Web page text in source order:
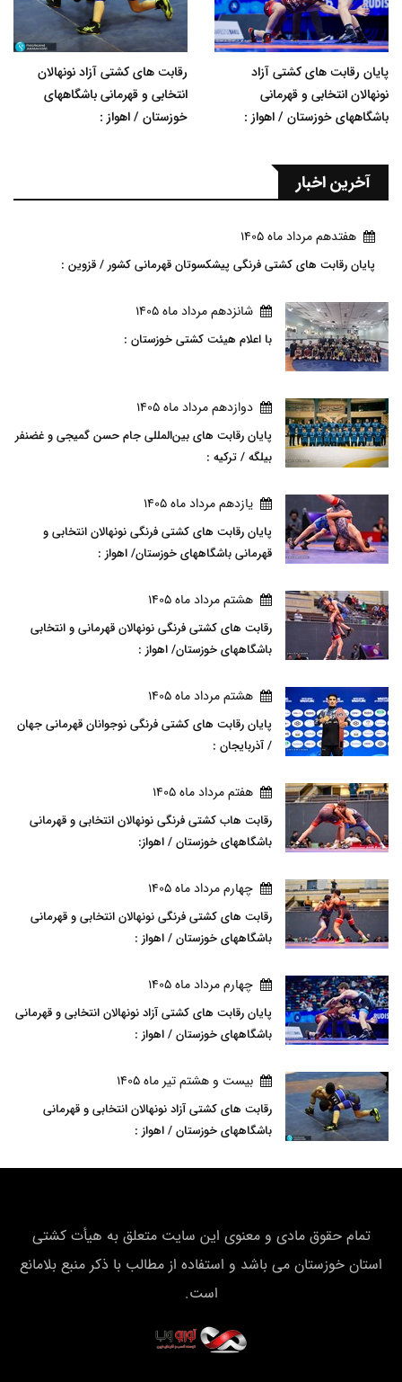
پایان رقابت های کشتی آزاد
نونهالان انتخابی و قهرمانی
باشگاههای خوزستان / اهواز :
رقابت های کشتی آزاد نونهالان
انتخابی و قهرمانی باشگاههای
خوزستان / اهواز :
آخرین اخبار
هفتدهم مرداد ماه 1405
پایان رقابت های کشتی فرنگی پیشکسوتان قهرمانی کشور / قزوین :
شانزدهم مرداد ماه 1405
با اعلام هیئت کشتی خوزستان :
دوازدهم مرداد ماه 1405
پایان رقابت های بین‌المللی جام حسن گمیجی و غضنفر
بیلگه / ترکیه :
يازدهم مرداد ماه 1405
پایان رقابت های کشتی فرنگی نونهالان انتخابی و
قهرمانی باشگاههای خوزستان/ اهواز :
هشتم مرداد ماه 1405
رقابت های کشتی فرنگی نونهالان قهرمانی و انتخابی
باشگاههای خوزستان/ اهواز :
هشتم مرداد ماه 1405
پایان رقابت های کشتی فرنگی نوجوانان قهرمانی جهان
/ آذربایجان :
هفتم مرداد ماه 1405
رقابت هاب کشتی فرنگی نونهالان انتخابی و قهرمانی
باشگاههای خوزستان / اهواز:
چهارم مرداد ماه 1405
رقابت های کشتی فرنگی نونهالان انتخابی و قهرمانی
باشگاههای خوزستان / اهواز :
چهارم مرداد ماه 1405
پایان رقابت های کشتی آزاد نونهالان انتخابی و قهرمانی
باشگاههای خوزستان / اهواز :
بيست و هشتم تير ماه 1405
رقابت های کشتی آزاد نونهالان انتخابی و قهرمانی
باشگاههای خوزستان / اهواز :
تمام حقوق مادی و معنوی این سایت متعلق به هیأت كشتی
استان خوزستان می باشد و استفاده از مطالب با ذکر منبع بلامانع
است.